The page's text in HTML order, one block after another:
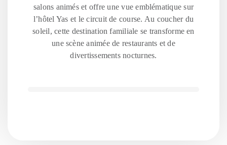
salons animés et offre une vue emblématique sur
l’hôtel Yas et le circuit de course. Au coucher du
soleil, cette destination familiale se transforme en
une scène animée de restaurants et de
divertissements nocturnes.